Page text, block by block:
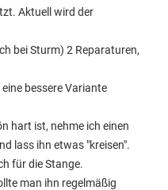
Aktuell wird der
bei Sturm) 2 Reparaturen,
bessere Variante
hart ist, nehme ich einen
lass ihn etwas "kreisen".
für die Stange.
man ihn regelmäßig